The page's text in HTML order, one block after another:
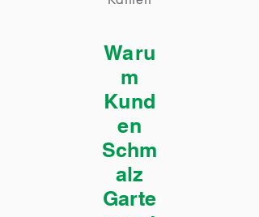
Waru
m
Kund
en
Schm
alz
Garte